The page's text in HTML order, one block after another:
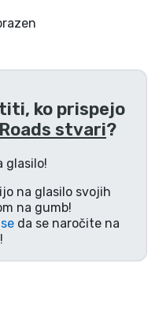
ko prispejo
stvari?
glasilo!
na glasilo svojih
na gumb!
da se naročite na